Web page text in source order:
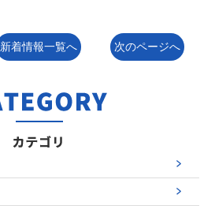
新着情報一覧へ 次のページへ